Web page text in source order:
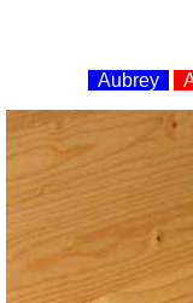
Aubrey